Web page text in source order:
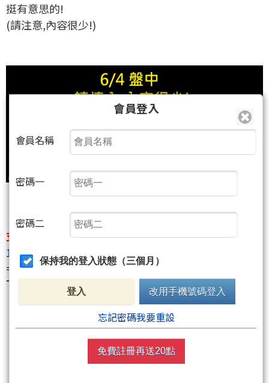
挺有意思的!
(請注意,內容很少!)
支持請按:支持請按:http://www.wearn.com/fans/?
16975
========================
The Answer 答案(限量精裝書)
會員登入
會員名稱
密碼一
密碼二
保持我的登入狀態（三個月）
登入 改用手機號碼登入
忘記密碼我要重設
免費註冊再送20點